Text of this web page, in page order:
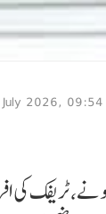
2026, 09:54
ٹریفک کی